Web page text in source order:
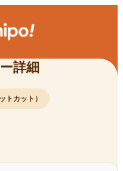
詳細
とろける プレ
KITKAT®
トカット）